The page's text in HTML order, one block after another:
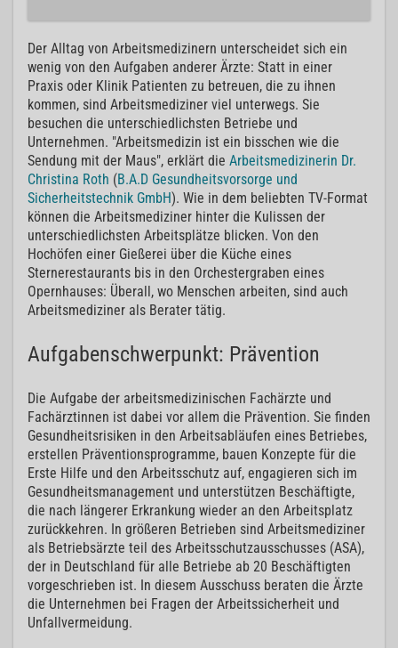
Der Alltag von Arbeitsmedizinern unterscheidet sich ein
wenig von den Aufgaben anderer Ärzte: Statt in einer
Praxis oder Klinik Patienten zu betreuen, die zu ihnen
kommen, sind Arbeitsmediziner viel unterwegs. Sie
besuchen die unterschiedlichsten Betriebe und
Unternehmen. "Arbeitsmedizin ist ein bisschen wie die
Sendung mit der Maus", erklärt die Arbeitsmedizinerin Dr.
Christina Roth (B.A.D Gesundheitsvorsorge und
Sicherheitstechnik GmbH). Wie in dem beliebten TV-Format
können die Arbeitsmediziner hinter die Kulissen der
unterschiedlichsten Arbeitsplätze blicken. Von den
Hochöfen einer Gießerei über die Küche eines
Sternerestaurants bis in den Orchestergraben eines
Opernhauses: Überall, wo Menschen arbeiten, sind auch
Arbeitsmediziner als Berater tätig.
Aufgabenschwerpunkt: Prävention
Die Aufgabe der arbeitsmedizinischen Fachärzte und
Fachärztinnen ist dabei vor allem die Prävention. Sie finden
Gesundheitsrisiken in den Arbeitsabläufen eines Betriebes,
erstellen Präventionsprogramme, bauen Konzepte für die
Erste Hilfe und den Arbeitsschutz auf, engagieren sich im
Gesundheitsmanagement und unterstützen Beschäftigte,
die nach längerer Erkrankung wieder an den Arbeitsplatz
zurückkehren. In größeren Betrieben sind Arbeitsmediziner
als Betriebsärzte teil des Arbeitsschutzausschusses (ASA),
der in Deutschland für alle Betriebe ab 20 Beschäftigten
vorgeschrieben ist. In diesem Ausschuss beraten die Ärzte
die Unternehmen bei Fragen der Arbeitssicherheit und
Unfallvermeidung.